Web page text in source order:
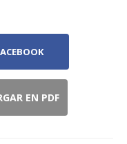
EN PDF